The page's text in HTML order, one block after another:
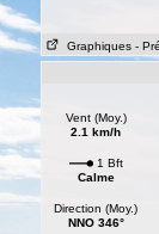
Graphiques -
Vent (Moy.)
2.1 km/h
1 Bft
Calme
Direction (Moy.)
NNO 346°